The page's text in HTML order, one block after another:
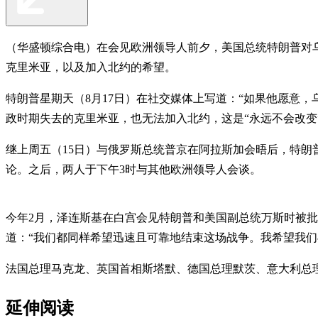
（华盛顿综合电）在会见欧洲领导人前夕，美国总统特朗普
克里米亚，以及加入北约的希望。
特朗普星期天（8月17日）在社交媒体上写道：“如果他愿意
政时期失去的克里米亚，也无法加入北约，这是“永远不会改
继上周五（15日）与俄罗斯总统普京在阿拉斯加会晤后，特
论。之后，两人于下午3时与其他欧洲领导人会谈。
今年2月，泽连斯基在白宫会见特朗普和美国副总统万斯时被
道：“我们都同样希望迅速且可靠地结束这场战争。我希望我
法国总理马克龙、英国首相斯塔默、德国总理默茨、意大利
延伸阅读